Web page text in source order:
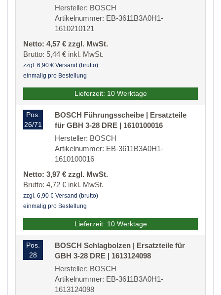
Hersteller: BOSCH
Artikelnummer: EB-3611B3A0H1-
1610210121
Netto: 4,57 € zzgl. MwSt.
Brutto: 5,44 € inkl. MwSt.
zzgl. 6,90 € Versand (brutto)
einmalig pro Bestellung
Lieferzeit: 10 Werktage
Pos.
26/71
BOSCH Führungsscheibe | Ersatzteile
für GBH 3-28 DRE | 1610100016
Hersteller: BOSCH
Artikelnummer: EB-3611B3A0H1-
1610100016
Netto: 3,97 € zzgl. MwSt.
Brutto: 4,72 € inkl. MwSt.
zzgl. 6,90 € Versand (brutto)
einmalig pro Bestellung
Lieferzeit: 10 Werktage
Pos.
28
BOSCH Schlagbolzen | Ersatzteile für
GBH 3-28 DRE | 1613124098
Hersteller: BOSCH
Artikelnummer: EB-3611B3A0H1-
1613124098